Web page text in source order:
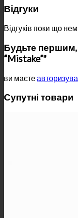
Відгуки
Відгуків поки що
Будьте першим,
“Mistake”"
ви маєте
Супутні товари